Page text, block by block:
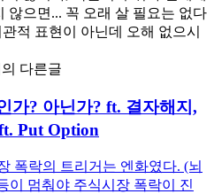
않으면... 꼭 오래 살 필요는 없다
적 표현이 아닌데 오해 없으시
다른글
가? 아닌가? ft. 결자해지,
Put Option
폭락의 트리거는 엔화였다. (뇌
이 멈춰야 주식시장 폭락이 진